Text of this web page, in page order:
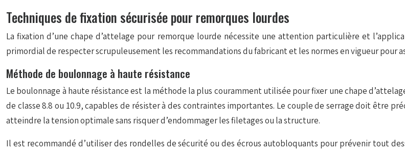
Techniques de fixation sécurisée pour remorques lourdes
La fixation d’une chape d’attelage pour remorque lourde nécessite une attention particulière et
primordial de respecter scrupuleusement les recommandations du fabricant et les normes en vigueur pour
Méthode de boulonnage à haute résistance
Le boulonnage à haute résistance est la méthode la plus couramment utilisée pour fixer une chape
de classe 8.8 ou 10.9, capables de résister à des contraintes importantes. Le couple de serrage doit être
atteindre la tension optimale sans risquer d’endommager les filetages ou la structure.
Il est recommandé d’utiliser des rondelles de sécurité ou des écrous autobloquants pour prévenir tout